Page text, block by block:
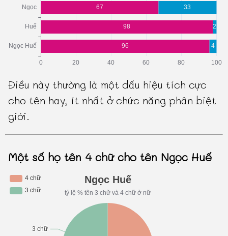
Điều này thường là một dấu hiệu tích cực
cho tên hay, ít nhất ở chức năng phân biệt
giới.
Một số họ tên 4 chữ cho tên Ngọc Huế